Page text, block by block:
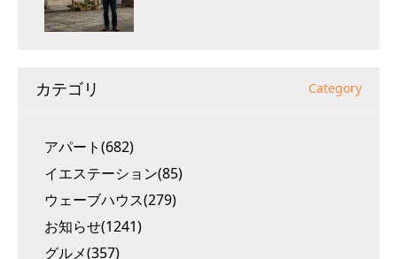
カテゴリ Category
アパート(682)
イエステーション(85)
ウェーブハウス(279)
お知らせ(1241)
グルメ(357)